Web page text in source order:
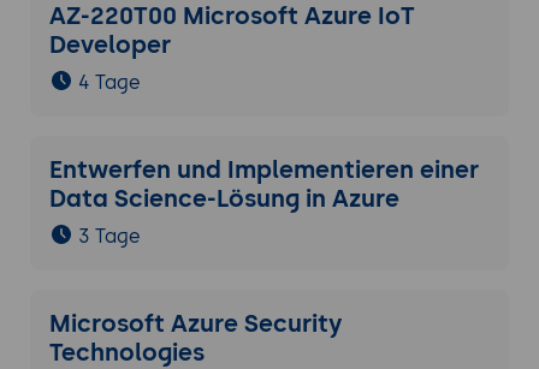
AZ-220T00 Microsoft Azure IoT
Developer
4 Tage
Entwerfen und Implementieren einer
Data Science-Lösung in Azure
3 Tage
Microsoft Azure Security
Technologies